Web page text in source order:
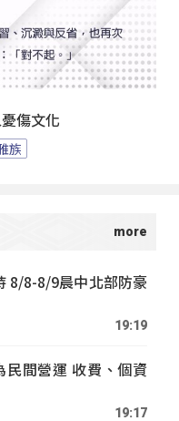
傷文化
族
8/8-8/9晨中北部防豪
19:19
民間營運 收費、個資
19:17